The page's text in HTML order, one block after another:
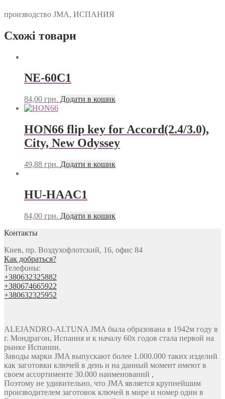
производство JMA, ИСПАНИЯ
Схожі товари
NE-60C1
84,00 грн. Додати в кошик
HON66 flip key for Accord(2.4/3.0),
City, New Odyssey
49,88 грн. Додати в кошик
HU-HAAC1
84,00 грн. Додати в кошик
Контакты
Киев, пр. Воздухофлотский, 16, офис 84
Как добраться?
Телефоны:
+380632325882
+380674665922
+380632325952
ALEJANDRO-ALTUNA JMA была образована в 1942м году в
г. Мондрагон, Испания и к началу 60х годов стала первой на
рынке Испании.
Заводы марки JMA выпускают более 1.000.000 таких изделий
как заготовки ключей в день и на данный момент имеют в
своем ассортименте 30.000 наименований ,
Поэтому не удивительно, что JMA является крупнейшим
производителем заготовок ключей в мире и номер один в